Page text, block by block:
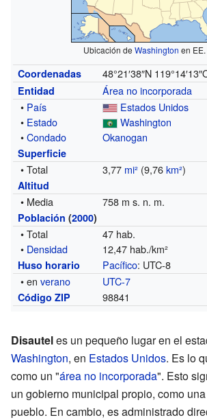
Ubicación deWashington en
Coordenadas 48°21′38″N
Entidad
Área no incorporada
• País
Estados Unidos
• Estado
Washington
•Condado Okanogan
Superficie
• Total 3,77 mi² (9,76km²)
Altitud
• Media 758 m s. n. m.
Población (2000)
• Total
47 hab.
• Densidad 12,47 hab./km²
Huso horario Pacífico: UTC-8
• enverano UTC-7
Código ZIP 98841
Disauteles un pequeño lugar en el
Washington, en Estados Unidos. Es lo
como un "área no incorporada". Esto
un gobierno municipal propio, como
pueblo. En cambio, es administrado